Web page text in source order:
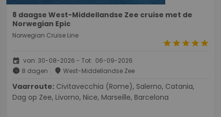
8 daagse West-Middellandse Zee cruise met de
Norwegian Epic
Norwegian Cruise Line
starstarstarstarstar
event van: 30-08-2026 - Tot: 06-09-2026
schedule 8 dagen place West-Middellandse Zee
Vaarroute:
Dag op Zee, Livorno, Nice, Marseille, Barcelona